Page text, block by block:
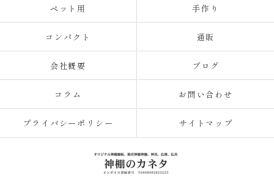
ペット用 手作り
コンパクト 通販
会社概要 ブログ
コラム お問い合わせ
プライバシーポリシー サイトマップ